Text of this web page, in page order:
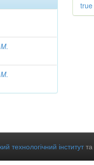
true
технологічний інститутта